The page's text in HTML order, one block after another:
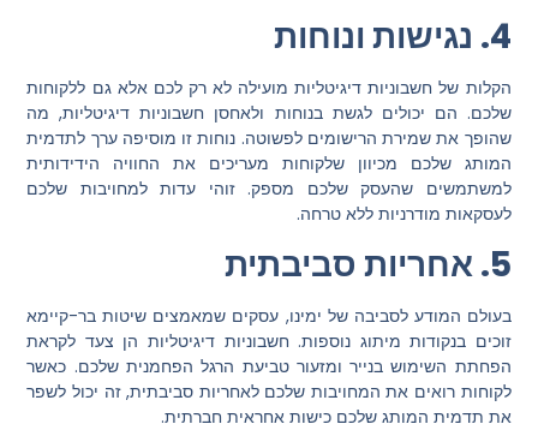
4. נגישות ונוחות
הקלות של חשבוניות דיגיטליות מועילה לא רק לכם אלא גם ללקוחות
שלכם. הם יכולים לגשת בנוחות ולאחסן חשבוניות דיגיטליות, מה
שהופך את שמירת הרישומים לפשוטה. נוחות זו מוסיפה ערך לתדמית
המותג שלכם מכיוון שלקוחות מעריכים את החוויה הידידותית
למשתמשים שהעסק שלכם מספק. זוהי עדות למחויבות שלכם
לעסקאות מודרניות ללא טרחה.
5. אחריות סביבתית
בעולם המודע לסביבה של ימינו, עסקים שמאמצים שיטות בר-קיימא
זוכים בנקודות מיתוג נוספות. חשבוניות דיגיטליות הן צעד לקראת
הפחתת השימוש בנייר ומזעור טביעת הרגל הפחמנית שלכם. כאשר
לקוחות רואים את המחויבות שלכם לאחריות סביבתית, זה יכול לשפר
את תדמית המותג שלכם כישות אחראית חברתית.